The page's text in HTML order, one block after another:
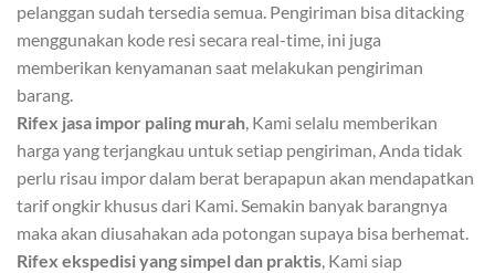
pelanggan sudah tersedia semua. Pengiriman bisa ditacking
menggunakan kode resi secara real-time, ini juga
memberikan kenyamanan saat melakukan pengiriman
barang.
Rifex jasa impor paling murah, Kami selalu memberikan
harga yang terjangkau untuk setiap pengiriman, Anda tidak
perlu risau impor dalam berat berapapun akan mendapatkan
tarif ongkir khusus dari Kami. Semakin banyak barangnya
maka akan diusahakan ada potongan supaya bisa berhemat.
Rifex ekspedisi yang simpel dan praktis, Kami siap